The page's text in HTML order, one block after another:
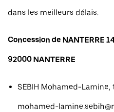
dans les meilleurs délais.
Concession de NANTERRE
92000 NANTERRE
SEBIH Mohamed-Lamine,
mohamed-